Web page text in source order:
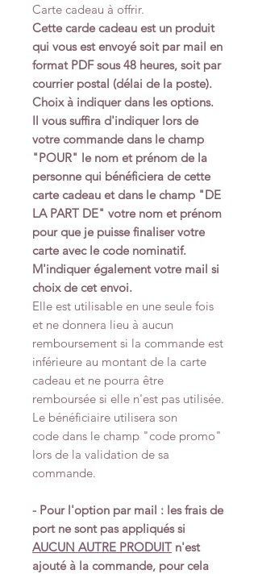
Carte cadeau à offrir.
Cette carde cadeau est un produit
qui vous est envoyé soit par mail en
format PDF sous 48 heures, soit par
courrier postal (délai de la poste).
Choix à indiquer dans les options.
Il vous suffira d'indiquer lors de
votre commande dans le champ
"POUR" le nom et prénom de la
personne qui bénéficiera de cette
carte cadeau et dans le champ "DE
LA PART DE" votre nom et prénom
pour que je puisse finaliser votre
carte avec le code nominatif.
M'indiquer également votre mail si
choix de cet envoi.
Elle est utilisable en une seule fois
et ne donnera lieu à aucun
remboursement si la commande est
inférieure au montant de la carte
cadeau et ne pourra être
remboursée si elle n'est pas utilisée.
Le bénéficiaire utilisera son
code dans le champ "code promo"
lors de la validation de sa
commande.
- Pour l'option par mail : les frais de
port ne sont pas appliqués si
AUCUN AUTRE PRODUIT n'est
ajouté à la commande, pour cela